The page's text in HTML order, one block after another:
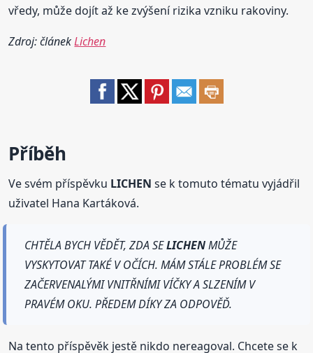
vředy, může dojít až ke zvýšení rizika vzniku rakoviny.
Zdroj: článekLichen
Příběh
Ve svém příspěvku LICHEN se k tomuto tématu vyjádřil
uživatel Hana Kartáková.
CHTĚLA BYCH VĚDĚT, ZDA SELICHENMŮŽE
VYSKYTOVAT TAKÉ V OČÍCH. MÁM STÁLE PROBLÉM SE
ZAČERVENALÝMI VNITŘNÍMI VÍČKY A SLZENÍM V
PRAVÉM OKU. PŘEDEM DÍKY ZA ODPOVĚĎ.
Na tento příspěvěk jestě nikdo nereagoval. Chcete se k